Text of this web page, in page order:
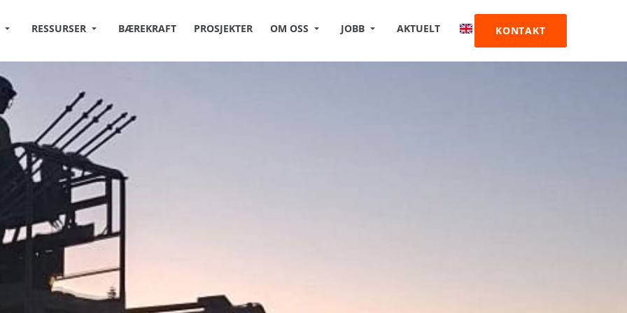
RESSURSER BÆREKRAFT PROSJEKTER OM OSS JOBB AKTUELT KONTAKT